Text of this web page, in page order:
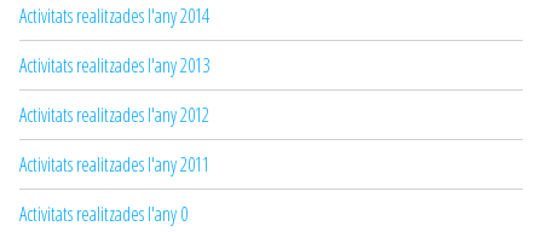
Activitats realitzades l'any 2014
Activitats realitzades l'any 2013
Activitats realitzades l'any 2012
Activitats realitzades l'any 2011
Activitats realitzades l'any 0